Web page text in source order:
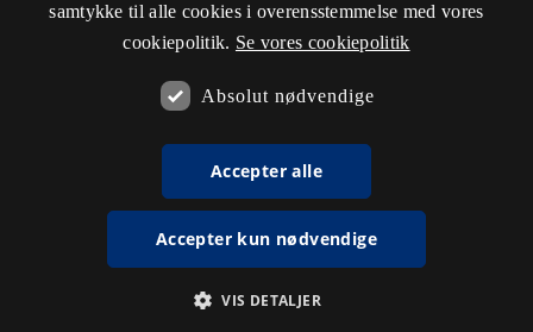
samtykke til alle cookies i overensstemmelse med vores
cookiepolitik. Se vores cookiepolitik
Absolut nødvendige
Accepter alle
Accepter kun nødvendige
VIS DETALJER